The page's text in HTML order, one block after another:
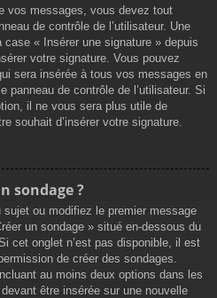
vos messages, vous devez tout
de contrôle de l’utilisateur. Une
« Insérer une signature » depuis
votre signature. Vous pouvez
sera insérée à tous vos messages en
panneau de contrôle de l’utilisateur. Si
il ne vous sera plus utile de
souhait d’insérer votre signature.
sondage ?
sujet ou modifiez le premier message
un sondage » situé en-dessous du
cet onglet n’est pas disponible, il est
de créer des sondages.
au moins deux options dans les
être insérée sur une nouvelle